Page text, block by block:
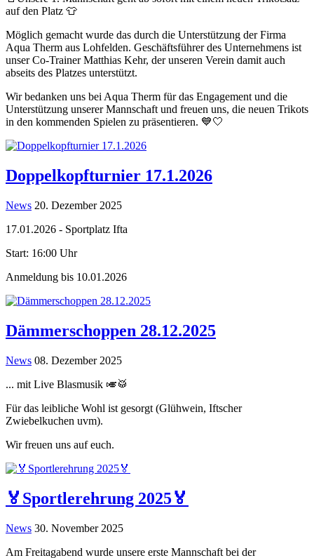
auf den Platz 👕
Möglich gemacht wurde das durch die Unterstützung der Firma
Aqua Therm aus Lohfelden. Geschäftsführer des Unternehmens ist
unser Co-Trainer Matthias Kehr, der unseren Verein damit auch
abseits des Platzes unterstützt.
Wir bedanken uns bei Aqua Therm für das Engagement und die
Unterstützung unserer Mannschaft und freuen uns, die neuen Trikots
in den kommenden Spielen zu präsentieren. 💙🤍
Doppelkopfturnier 17.1.2026
News 20. Dezember 2025
17.01.2026 - Sportplatz Ifta
Start: 16:00 Uhr
Anmeldung bis 10.01.2026
Dämmerschoppen 28.12.2025
News 08. Dezember 2025
... mit Live Blasmusik 🎺🥁
Für das leibliche Wohl ist gesorgt (Glühwein, Iftscher
Zwiebelkuchen uvm).
Wir freuen uns auf euch.
🏅Sportlerehrung 2025🏅
News 30. November 2025
Am Freitagabend wurde unsere erste Mannschaft bei der